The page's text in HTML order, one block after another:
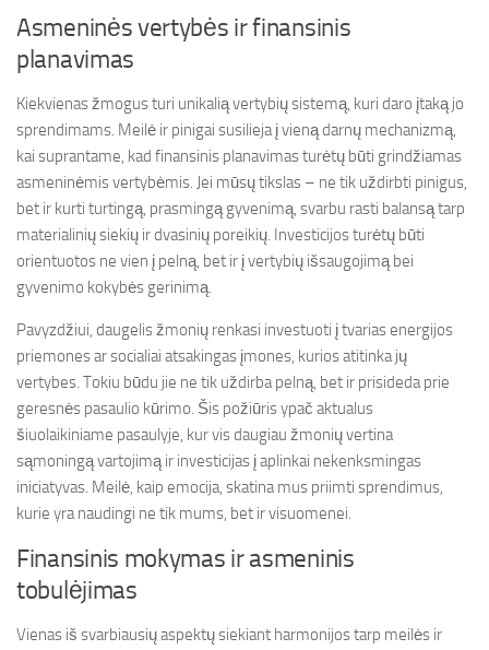
Asmeninės vertybės ir finansinis
planavimas
Kiekvienas žmogus turi unikalią vertybių sistemą, kuri daro įtaką jo
sprendimams. Meilė ir pinigai susilieja į vieną darnų mechanizmą,
kai suprantame, kad finansinis planavimas turėtų būti grindžiamas
asmeninėmis vertybėmis. Jei mūsų tikslas – ne tik uždirbti pinigus,
bet ir kurti turtingą, prasmingą gyvenimą, svarbu rasti balansą tarp
materialinių siekių ir dvasinių poreikių. Investicijos turėtų būti
orientuotos ne vien į pelną, bet ir į vertybių išsaugojimą bei
gyvenimo kokybės gerinimą.
Pavyzdžiui, daugelis žmonių renkasi investuoti į tvarias energijos
priemones ar socialiai atsakingas įmones, kurios atitinka jų
vertybes. Tokiu būdu jie ne tik uždirba pelną, bet ir prisideda prie
geresnės pasaulio kūrimo. Šis požiūris ypač aktualus
šiuolaikiniame pasaulyje, kur vis daugiau žmonių vertina
sąmoningą vartojimą ir investicijas į aplinkai nekenksmingas
iniciatyvas. Meilė, kaip emocija, skatina mus priimti sprendimus,
kurie yra naudingi ne tik mums, bet ir visuomenei.
Finansinis mokymas ir asmeninis
tobulėjimas
Vienas iš svarbiausių aspektų siekiant harmonijos tarp meilės ir